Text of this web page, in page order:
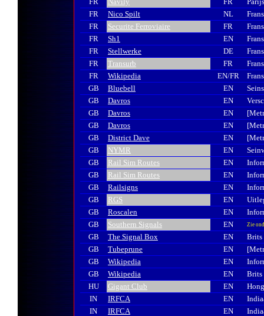
FR
Nico Spilt NL
FR
Securite Ferroviaire FR
FR
Sh1 EN
FR
Stellwerke DE
FR
Transurb FR
FR
Wikipedia EN/FR
GB
Bluebell EN
GB
Davros EN
GB
Davros EN
GB
Davros EN
GB
District Dave EN
GB
NYMR EN
GB
Rail Sim Routes EN
GB
Rail Sim Routes EN
GB
Railsigns EN
GB
RGS EN
GB
Roscalen EN
GB
Southern Signals EN Zie
GB The Signal Box EN
Brits
GB
Tubeprune EN
GB
Wikipedia EN
GB
Wikipedia EN
Brits
HU
Gigant Club EN
IN
IRFCA EN
IN
IRFCA EN